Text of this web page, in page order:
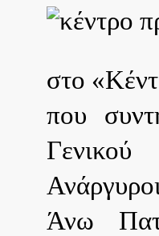
στο
που
Άνω